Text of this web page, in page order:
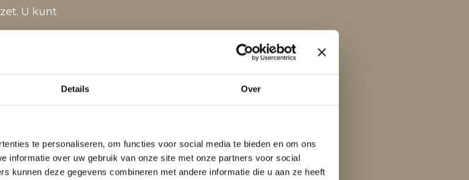
Details Over
te personaliseren, om functies voor social media te bieden en om ons
informatie over uw gebruik van onze site met onze partners voor social
kunnen deze gegevens combineren met andere informatie die u aan ze heeft
U kunt